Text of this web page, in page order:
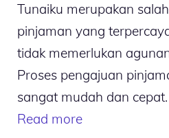
Tunaiku merupakan
pinjaman yang
tidak memerlukan
Proses pengajuan
sangat mudah dan
Read more